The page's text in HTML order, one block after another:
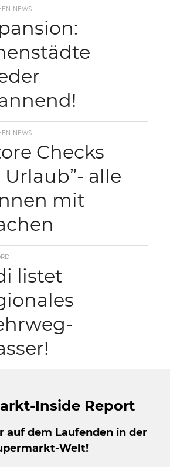
NEWS
NEWS
Checks
alle
mit
listet
Inside Report
auf dem Laufenden in der
Welt!